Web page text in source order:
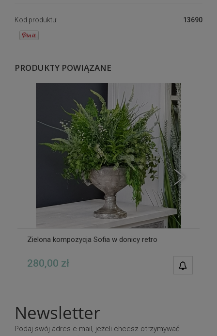
Kod produktu: 13690
PRODUKTY POWIĄZANE
Zielona kompozycja Sofia w donicy retro
280,00 zł
Newsletter
Podaj swój adres e-mail, jeżeli chcesz otrzymywać